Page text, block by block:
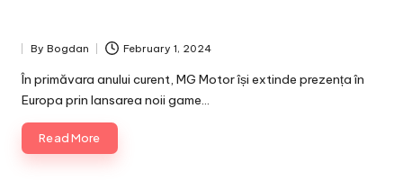
Posted
by
By Bogdan February 1, 2024
În primăvara anului curent, MG Motor își extinde prezența în
Europa prin lansarea noii game…
Read More